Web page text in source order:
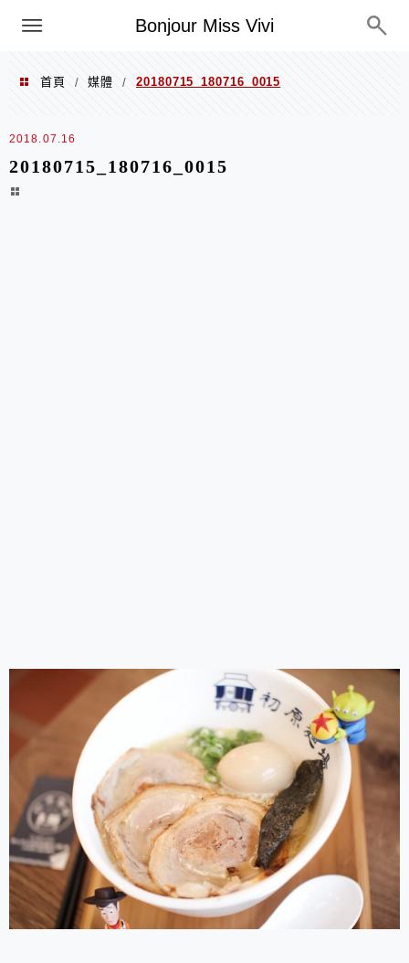
Bonjour Miss Vivi
選單
首頁 / 媒體 / 20180715_180716_0015
2018.07.16
20180715_180716_0015